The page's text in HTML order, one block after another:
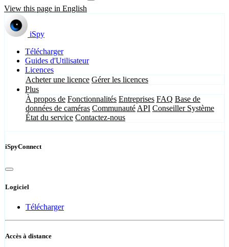
View this page in English
iSpy
Télécharger
Guides d'Utilisateur
Licences
Acheter une licence Gérer les licences
Plus
À propos de Fonctionnalités Entreprises FAQ Base de
données de caméras Communauté API Conseiller Système
État du service Contactez-nous
iSpyConnect
Logiciel
Télécharger
Accès à distance